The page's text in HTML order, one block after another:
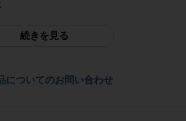
続きを見る
についてのお問い合わせ